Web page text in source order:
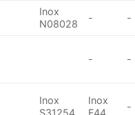
Inox
N08028
- -
- -
Inox
Inox
-